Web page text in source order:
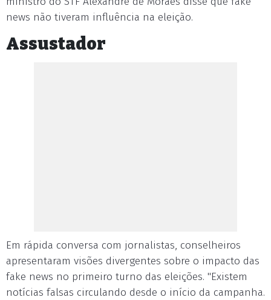
news não tiveram influência na eleição.
Assustador
Em rápida conversa com jornalistas, conselheiros
apresentaram visões divergentes sobre o impacto das
fake news no primeiro turno das eleições. "Existem
notícias falsas circulando desde o início da campanha.